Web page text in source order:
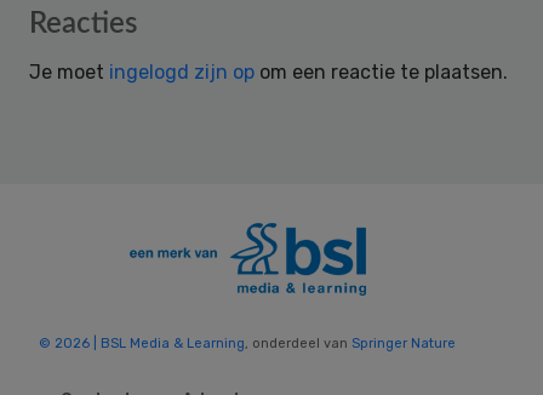
Reader
Reacties
Je moet ingelogd zijn op om een reactie te plaatsen.
© 2026 | BSL Media & Learning, onderdeel van Springer Nature